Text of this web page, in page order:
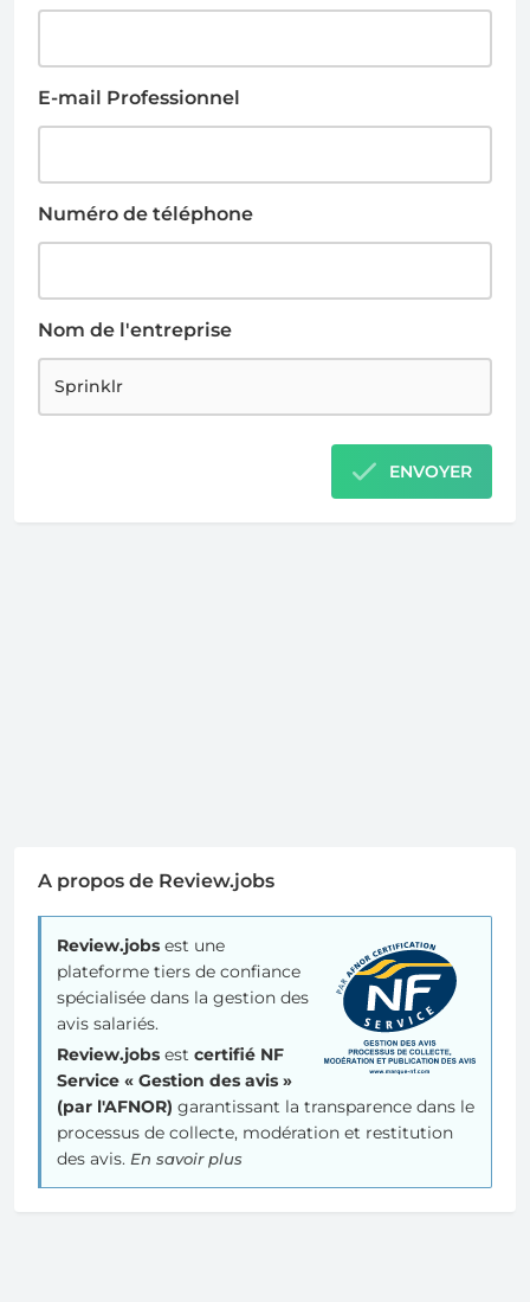
E-mail Professionnel
Numéro de téléphone
Nom de l'entreprise
ENVOYER
A propos de Review.jobs
Review.jobs est une
plateforme tiers de confiance
spécialisée dans la gestion des
avis salariés.
Review.jobs est certifié NF
Service « Gestion des avis »
(par l'AFNOR) garantissant la transparence dans le
processus de collecte, modération et restitution
des avis. En savoir plus